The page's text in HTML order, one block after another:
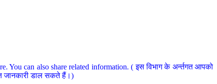
You can also share related information. ( इस विभाग के अर्न्तगत आपको
जानकारी डाल सकते हैं।)